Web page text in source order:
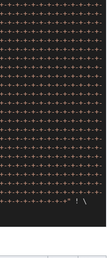
+-+-+-+-+-+-+-+-+-+-+-+-
+-+-+-+-+-+-+-+-+-+-+-+-
+-+-+-+-+-+-+-+-+-+-+-+-
+-+-+-+-+-+-+-+-+-+-+-+-
+-+-+-+-+-+-+-+-+-+-+-+-
+-+-+-+-+-+-+-+-+-+-+-+-
+-+-+-+-+-+-+-+-+-+-+-+-
+-+-+-+-+-+-+-+-+-+-+-+-
+-+-+-+-+-+-+-+-+-+-+-+-
+-+-+-+-+-+-+-+-+-+-+-+-
+-+-+-+-+-+-+-+-+-+-+-+-
+-+-+-+-+-+-+-+-+-+-+-+-
+-+-+-+-+-+-+-+-+-+-+-+-
+-+-+-+-+-+-+-+-+-+-+-+-
+-+-+-+-+-+-+-+-+-+-+-+-
+-+-+-+-+-+-+-+-+-+-+-+-
+-+-+-+-+-+-+-+-+-+-+-+-
+-+-+-+-+-+-+-+-+-+-+-+-
+-+-+-+-+-+-+-+-+-+-+-+-
+-+-+-+-+-+-+-+-+-+-+-+-
+-+-+-+-+-+-+-+-+-+-+-+-
+-+-+-+-+-+-+-+-+-+-+-+-
+-+-+-+-+-+-+-+"
! \